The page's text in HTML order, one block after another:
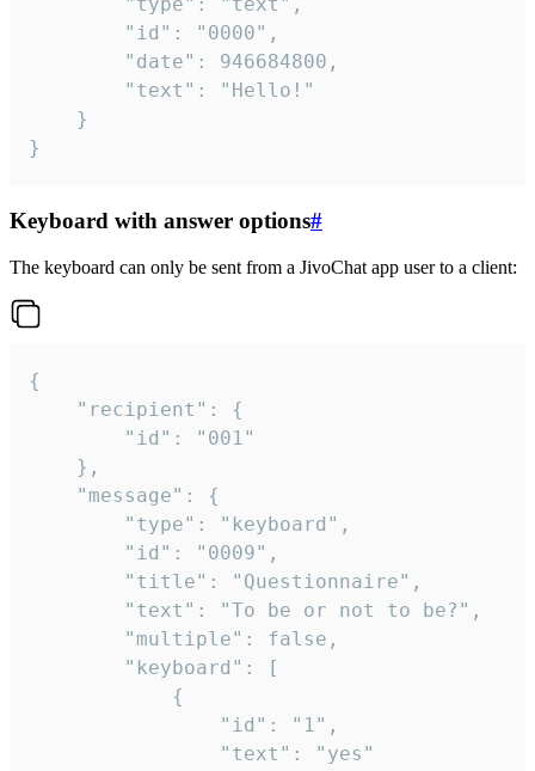
}
Keyboard with answer options#
The keyboard can only be sent from a JivoChat app user to a client:
{